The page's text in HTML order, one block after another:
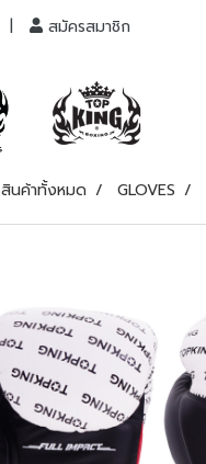
สมัครสมาชิก
สินค้าทั้งหมด GLOVES